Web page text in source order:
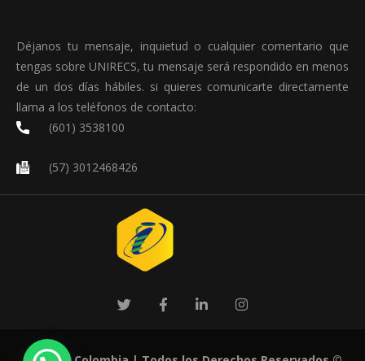
Déjanos tu mensaje, inquietud o cualquier comentario que
tengas sobre UNIRECS, tu mensaje será respondido en menos
de un dos días hábiles. si quieres comunicarte directamente
llama a los teléfonos de contacto:
(601) 3538100
(57) 3012468426